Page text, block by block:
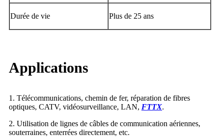
Durée de vie Plus de 25 ans
Applications
1. Télécommunications, chemin de fer, réparation de fibres
optiques, CATV, vidéosurveillance, LAN, FTTX.
2. Utilisation de lignes de câbles de communication aériennes,
souterraines, enterrées directement, etc.